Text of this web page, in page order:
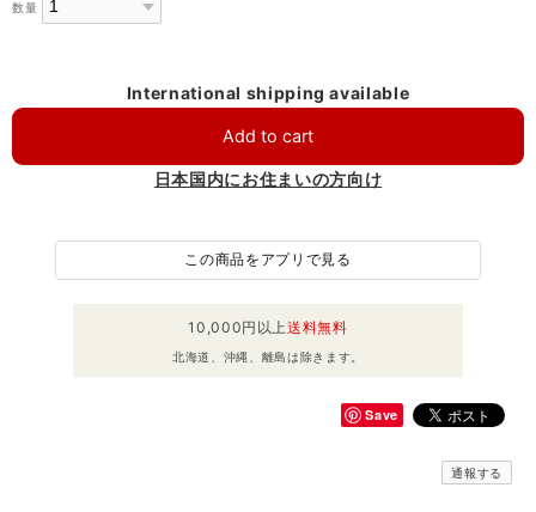
数量
International shipping available
Add to cart
日本国内にお住まいの方向け
この商品をアプリで見る
10,000円以上送料無料
北海道、沖縄、離島は除きます。
Save
通報する